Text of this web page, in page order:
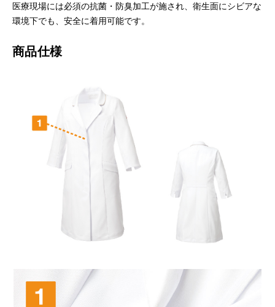
医療現場には必須の抗菌・防臭加工が施され、衛生面にシビアな
環境下でも、安全に着用可能です。
商品仕様